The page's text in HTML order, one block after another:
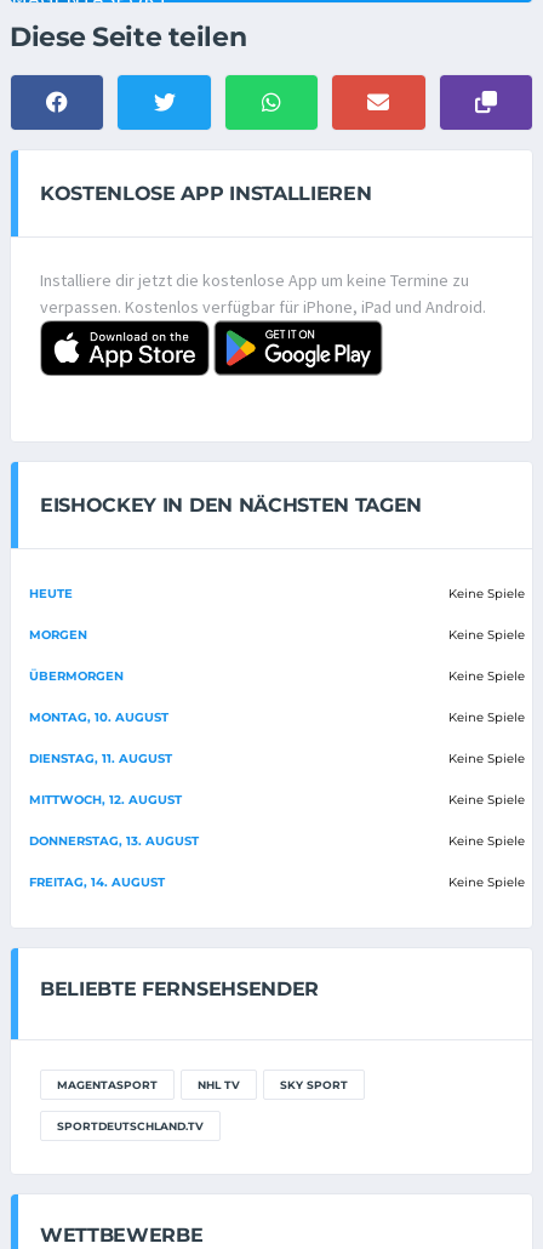
Diese Seite teilen
KOSTENLOSE APP INSTALLIEREN
Installiere dir jetzt die kostenlose App um keine Termine zu
verpassen. Kostenlos verfügbar für iPhone, iPad und Android.
EISHOCKEY IN DEN NÄCHSTEN TAGEN
HEUTE Keine Spiele
MORGEN Keine Spiele
ÜBERMORGEN Keine Spiele
MONTAG, 10. AUGUST Keine Spiele
DIENSTAG, 11. AUGUST Keine Spiele
MITTWOCH, 12. AUGUST Keine Spiele
DONNERSTAG, 13. AUGUST Keine Spiele
FREITAG, 14. AUGUST Keine Spiele
BELIEBTE FERNSEHSENDER
MAGENTASPORT NHL TV SKY SPORT
SPORTDEUTSCHLAND.TV
WETTBEWERBE